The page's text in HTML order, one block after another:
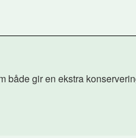
både gir en ekstra